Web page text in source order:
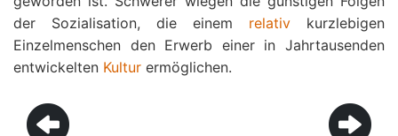
der Sozialisation, die einem relativ kurzlebigen
Einzelmenschen den Erwerb einer in Jahrtausenden
entwickelten Kultur ermöglichen.